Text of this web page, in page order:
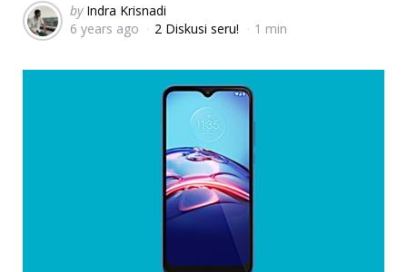
Posted
by
by Indra Krisnadi
6 years ago
2 Diskusi seru! 1 min